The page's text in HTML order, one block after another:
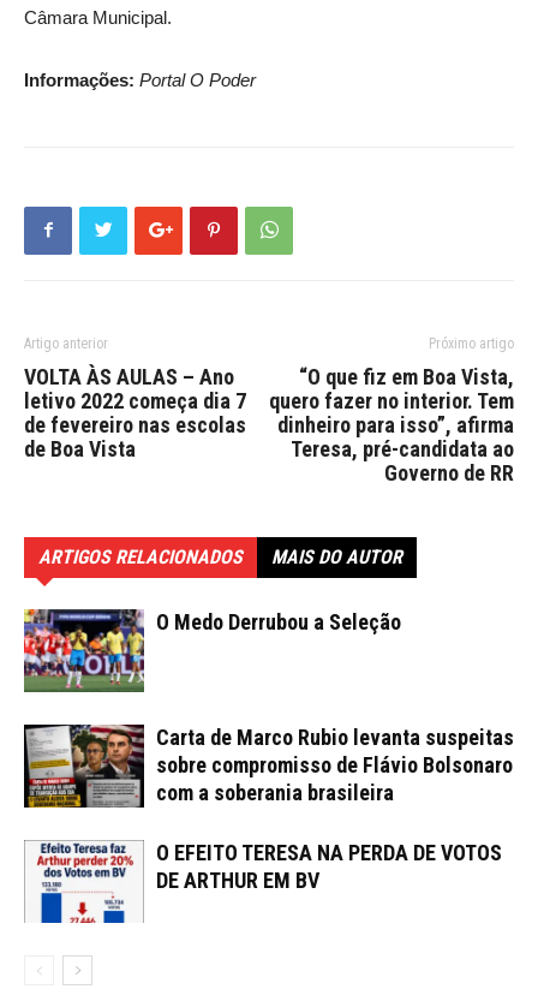
Câmara Municipal.
Informações: Portal O Poder
Artigo anterior
VOLTA ÀS AULAS – Ano
letivo 2022 começa dia 7
de fevereiro nas escolas
de Boa Vista
Próximo artigo
“O que fiz em Boa Vista,
quero fazer no interior. Tem
dinheiro para isso”, afirma
Teresa, pré-candidata ao
Governo de RR
ARTIGOS RELACIONADOS MAIS DO AUTOR
O Medo Derrubou a Seleção
Carta de Marco Rubio levanta suspeitas
sobre compromisso de Flávio Bolsonaro
com a soberania brasileira
O EFEITO TERESA NA PERDA DE VOTOS
DE ARTHUR EM BV